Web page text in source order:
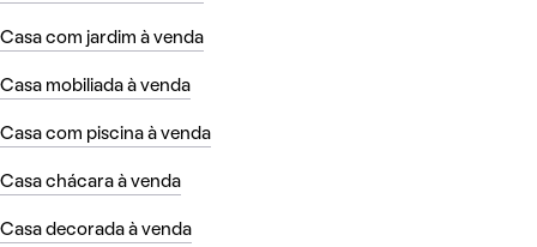
Casa com jardim à venda
Casa mobiliada à venda
Casa com piscina à venda
Casa chácara à venda
Casa decorada à venda